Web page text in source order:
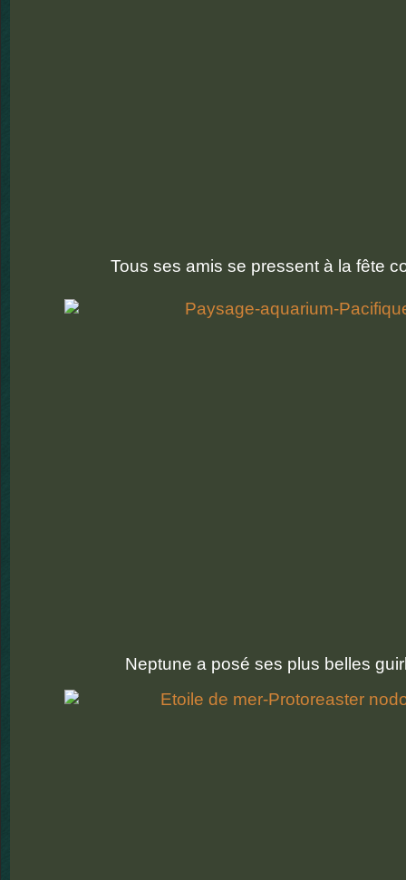
Tous ses amis se pressent à la fête
Neptune a posé ses plus belles